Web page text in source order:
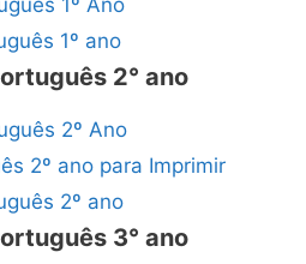
1º ano
2° ano
2º Ano
2º ano para Imprimir
2º ano
3° ano